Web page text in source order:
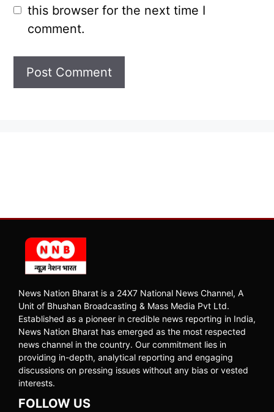
this browser for the next time I
comment.
News Nation Bharat is a 24X7 National News Channel, A
Unit of Bhushan Broadcasting & Mass Media Pvt Ltd.
Established as a pioneer in credible news reporting in India,
News Nation Bharat has emerged as the most respected
news channel in the country. Our commitment lies in
providing in-depth, analytical reporting and engaging
discussions on pressing issues without any bias or vested
interests.
FOLLOW US